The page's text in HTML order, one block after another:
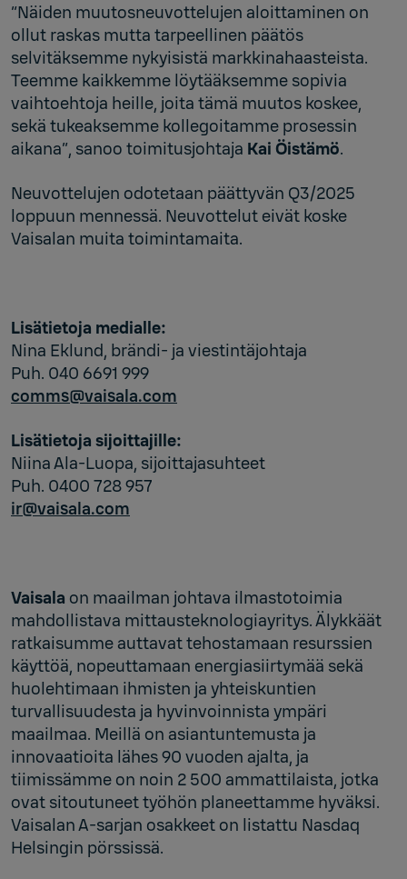
“Näiden muutosneuvottelujen aloittaminen on
ollut raskas mutta tarpeellinen päätös
selvitäksemme nykyisistä markkinahaasteista.
Teemme kaikkemme löytääksemme sopivia
vaihtoehtoja heille, joita tämä muutos koskee,
sekä tukeaksemme kollegoitamme prosessin
aikana”, sanoo toimitusjohtaja Kai Öistämö.
Neuvottelujen odotetaan päättyvän Q3/2025
loppuun mennessä. Neuvottelut eivät koske
Vaisalan muita toimintamaita.
Lisätietoja medialle:
Nina Eklund, brändi- ja viestintäjohtaja
Puh. 040 6691 999
comms@vaisala.com
Lisätietoja sijoittajille:
Niina Ala-Luopa, sijoittajasuhteet
Puh. 0400 728 957
ir@vaisala.com
Vaisala on maailman johtava ilmastotoimia
mahdollistava mittausteknologiayritys. Älykkäät
ratkaisumme auttavat tehostamaan resurssien
käyttöä, nopeuttamaan energiasiirtymää sekä
huolehtimaan ihmisten ja yhteiskuntien
turvallisuudesta ja hyvinvoinnista ympäri
maailmaa. Meillä on asiantuntemusta ja
innovaatioita lähes 90 vuoden ajalta, ja
tiimissämme on noin 2 500 ammattilaista, jotka
ovat sitoutuneet työhön planeettamme hyväksi.
Vaisalan A-sarjan osakkeet on listattu Nasdaq
Helsingin pörssissä.